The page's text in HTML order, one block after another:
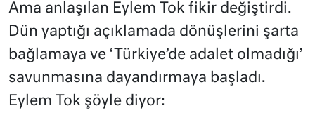
Ama anlaşılan Eylem Tok fikir değiştirdi.
Dün yaptığı açıklamada dönüşlerini şarta
bağlamaya ve ‘Türkiye’de adalet olmadığı’
savunmasına dayandırmaya başladı.
Eylem Tok şöyle diyor: